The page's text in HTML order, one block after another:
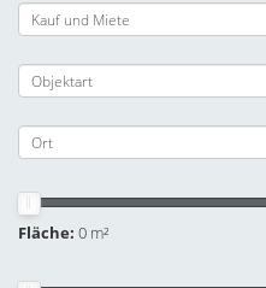
Fläche: 0 m²